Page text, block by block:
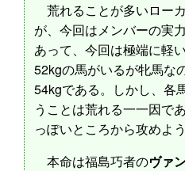
荒れることが多いロー
が、今回はメンバーの実
あって、今回は極端に軽
52kgの馬がいるが牝馬な
54kgである。しかし、各
うことは荒れる一一因で
っぽいところから攻めよう
本命は福島巧者のヴァ